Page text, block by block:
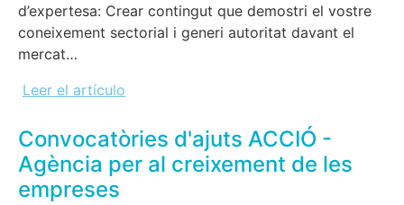
d’expertesa: Crear contingut que demostri el vostre
coneixement sectorial i generi autoritat davant el
mercat…
Leer el artículo
Convocatòries d'ajuts ACCIÓ -
Agència per al creixement de les
empreses